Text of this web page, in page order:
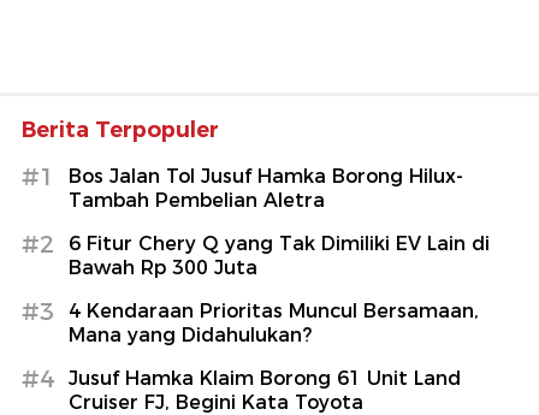
Berita Terpopuler
#1
Bos Jalan Tol Jusuf Hamka Borong Hilux-
Tambah Pembelian Aletra
#2
6 Fitur Chery Q yang Tak Dimiliki EV Lain di
Bawah Rp 300 Juta
#3
4 Kendaraan Prioritas Muncul Bersamaan,
Mana yang Didahulukan?
#4
Jusuf Hamka Klaim Borong 61 Unit Land
Cruiser FJ, Begini Kata Toyota